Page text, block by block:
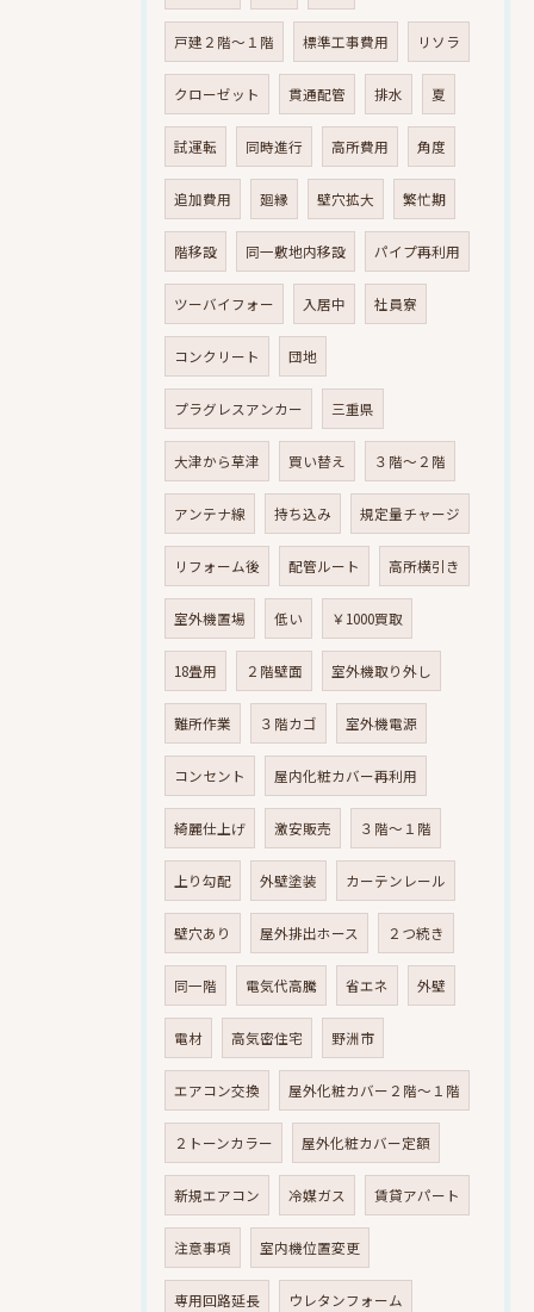
戸建２階～１階 標準工事費用 リソラ
クローゼット 貫通配管 排水 夏
試運転 同時進行 高所費用 角度
追加費用 廻縁 壁穴拡大 繁忙期
階移設 同一敷地内移設 パイプ再利用
ツーバイフォー 入居中 社員寮
コンクリート 団地
プラグレスアンカー 三重県
大津から草津 買い替え ３階～２階
アンテナ線 持ち込み 規定量チャージ
リフォーム後 配管ルート 高所横引き
室外機置場 低い ￥1000買取
18畳用 ２階壁面 室外機取り外し
難所作業 ３階カゴ 室外機電源
コンセント 屋内化粧カバー再利用
綺麗仕上げ 激安販売 ３階～１階
上り勾配 外壁塗装 カーテンレール
壁穴あり 屋外排出ホース ２つ続き
同一階 電気代高騰 省エネ 外壁
電材 高気密住宅 野洲市
エアコン交換 屋外化粧カバー２階～１階
２トーンカラー 屋外化粧カバー定額
新規エアコン 冷媒ガス 賃貸アパート
注意事項 室内機位置変更
専用回路延長 ウレタンフォーム